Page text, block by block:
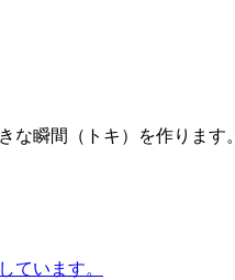
な瞬間（トキ）を作ります
ています。